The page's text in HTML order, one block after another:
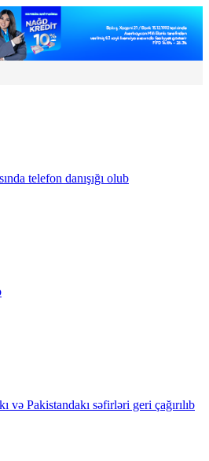
telefon danışığı olub
və Pakistandakı səfirləri geri çağırılıb